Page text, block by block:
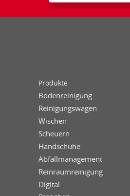
Produkte
Bodenreinigung
Reinigungswagen
Wischen
Scheuern
Handschuhe
Abfallmanagement
Reinraumreinigung
Digital